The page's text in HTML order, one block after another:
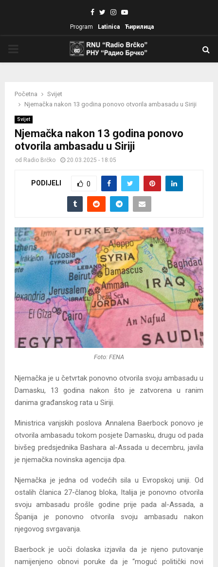
Facebook
TwitterInstagram
Youtube
Program Latinica Ћирилица
Početna
Svijet
Njemačka nakon 13 godina ponovo otvorila ambasadu u Siriji
Svijet
Njemačka nakon 13 godina ponovo
otvorila ambasadu u Siriji
od Radio Brčko 20.03.2025 - 18:05
PODIJELI 0
Foto: FENA
Njemačka je u četvrtak ponovno otvorila svoju ambasadu u
Damasku, 13 godina nakon što je zatvorena u ranim
danima građanskog rata u Siriji.
Ministrica vanjskih poslova Annalena Baerbock ponovo je
otvorila ambasadu tokom posjete Damasku, drugu od pada
bivšeg predsjednika Bashara al-Assada u decembru, javila
je njemačka novinska agencija dpa.
Njemačka je jedna od vodećih sila u Evropskoj uniji. Od
ostalih članica 27-članog bloka, Italija je ponovno otvorila
svoju ambasadu prošle godine prije pada al-Assada, a
Španija je ponovno otvorila svoju ambasadu nakon
njegovog svrgavanja.
Baerbock je uoči dolaska izjavila da je njeno putovanje
namijenjeno obnovi poruke da je “moguć politički novi